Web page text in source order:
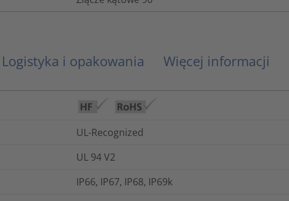
Logistyka i opakowania Więcej informacji
UL-Recognized
UL 94 V2
IP66, IP67, IP68, IP69k